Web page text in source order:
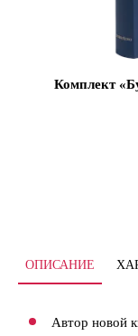
Комплект
ОПИСАНИЕ
Автор новой